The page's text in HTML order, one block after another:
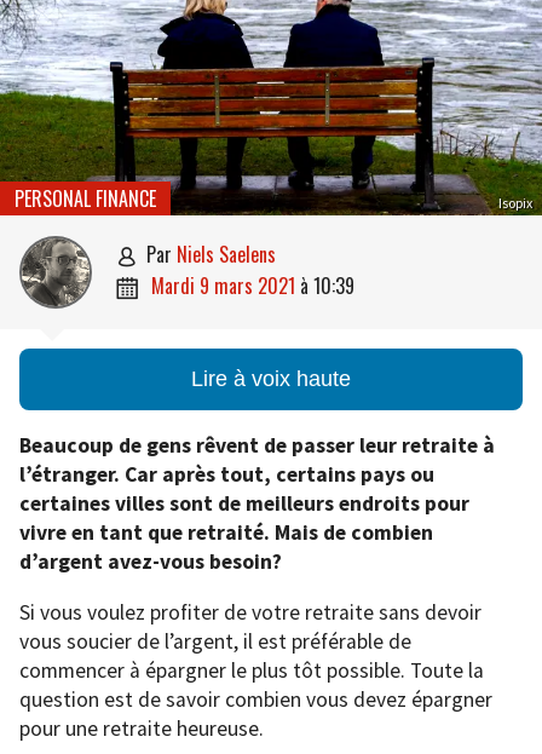
Isopix
PERSONAL FINANCE
 par Niels Saelens
 mardi 9 mars 2021 à 10:39
Lire à voix haute
Beaucoup de gens rêvent de passer leur retraite à
l’étranger. Car après tout, certains pays ou
certaines villes sont de meilleurs endroits pour
vivre en tant que retraité. Mais de combien
d’argent avez-vous besoin?
Si vous voulez profiter de votre retraite sans devoir
vous soucier de l’argent, il est préférable de
commencer à épargner le plus tôt possible. Toute la
question est de savoir combien vous devez épargner
pour une retraite heureuse.